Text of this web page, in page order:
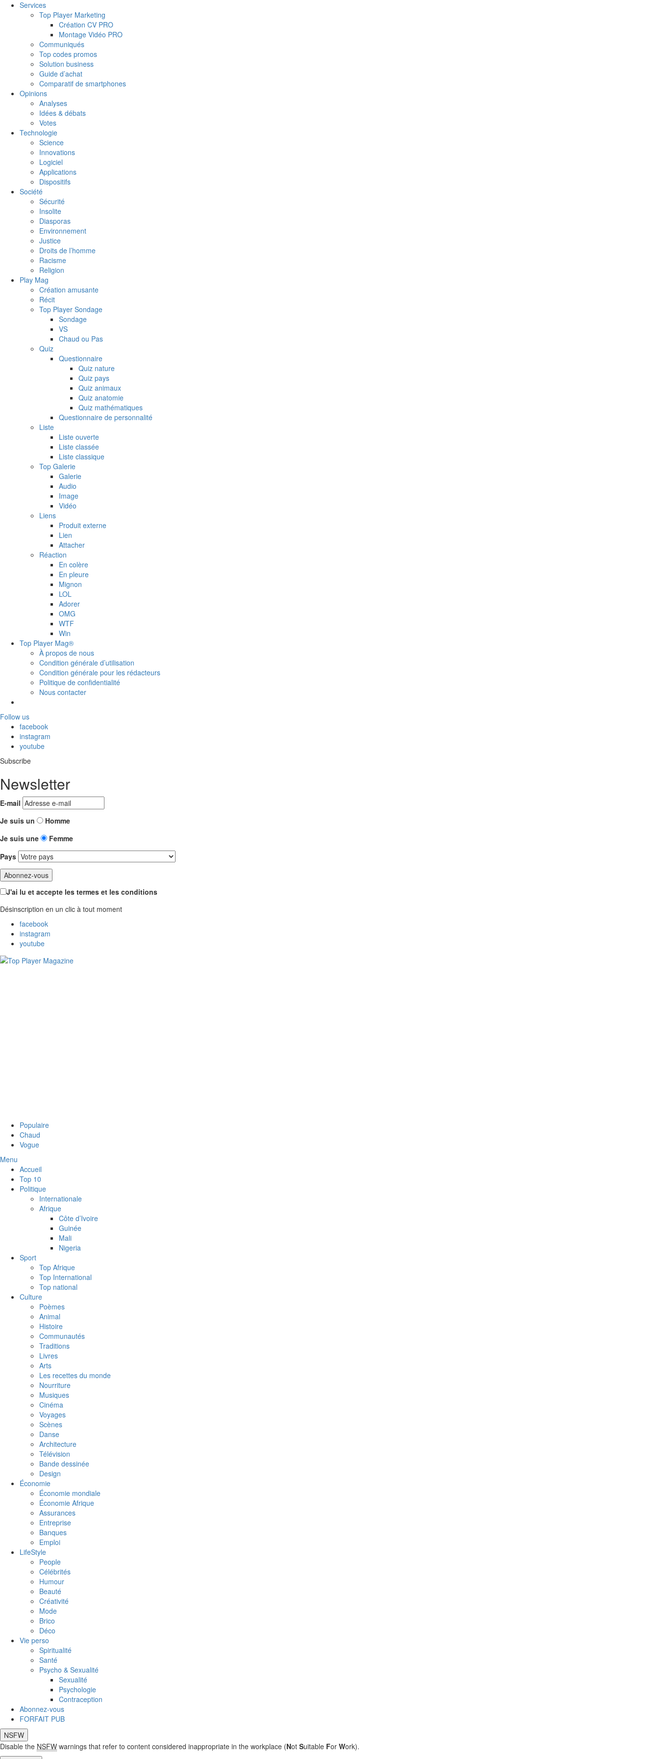
Services
Top Player Marketing
Création CV PRO
Montage Vidéo PRO
Communiqués
Top codes promos
Solution business
Guide d’achat
Comparatif de smartphones
Opinions
Analyses
Idées & débats
Votes
Technologie
Science
Innovations
Logiciel
Applications
Dispositifs
Société
Sécurité
Insolite
Diasporas
Environnement
Justice
Droits de l’homme
Racisme
Religion
Play Mag
Création amusante
Récit
Top Player Sondage
Sondage
VS
Chaud ou Pas
Quiz
Questionnaire
Quiz nature
Quiz pays
Quiz animaux
Quiz anatomie
Quiz mathématiques
Questionnaire de personnalité
Liste
Liste ouverte
Liste classée
Liste classique
Top Galerie
Galerie
Audio
Image
Vidéo
Liens
Produit externe
Lien
Attacher
Réaction
En colère
En pleure
Mignon
LOL
Adorer
OMG
WTF
Win
Top Player Mag®
À propos de nous
Condition générale d’utilisation
Condition générale pour les rédacteurs
Politique de confidentialité
Nous contacter
Follow us
facebook
instagram
youtube
Subscribe
Newsletter
E-mail
Je suis un
Homme
Je suis une
Femme
Pays
J'ai lu et accepte les termes et les conditions
Désinscription en un clic à tout moment
facebook
instagram
youtube
Populaire
Chaud
Vogue
Menu
Accueil
Top 10
Politique
Internationale
Afrique
Côte d’Ivoire
Guinée
Mali
Nigeria
Sport
Top Afrique
Top International
Top national
Culture
Poèmes
Animal
Histoire
Communautés
Traditions
Livres
Arts
Les recettes du monde
Nourriture
Musiques
Cinéma
Voyages
Scènes
Danse
Architecture
Télévision
Bande dessinée
Design
Économie
Économie mondiale
Économie Afrique
Assurances
Entreprise
Banques
Emploi
LifeStyle
People
Célébrités
Humour
Beauté
Créativité
Mode
Brico
Déco
Vie perso
Spiritualité
Santé
Psycho & Sexualité
Sexualité
Psychologie
Contraception
Abonnez-vous
FORFAIT PUB
NSFW
Disable the NSFW warnings that refer to content considered inappropriate in the workplace (Not Suitable For Work).